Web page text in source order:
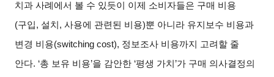
치과 사례에서 볼 수 있듯이 이제 소비자들은 구매 비용
(구입, 설치 ,사용에 관련된 비용)뿐 아니라 유지보수 비용과
변경 비용(switching cost), 정보조사 비용까지 고려할 줄
안다. ‘총 보유 비용’을 감안한 ‘평생 가치 ’가 구매 의사결정의